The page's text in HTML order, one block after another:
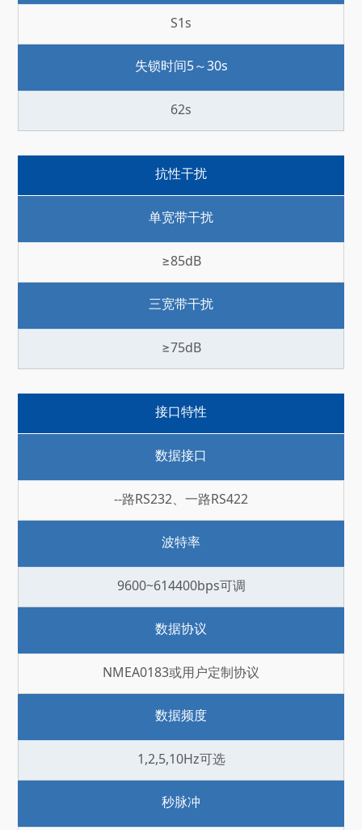
S1s
失锁时间5～30s
62s
抗性干扰
单宽带干扰
≥85dB
三宽带干扰
≥75dB
接口特性
数据接口
--路RS232、一路RS422
波特率
9600~614400bps可调
数据协议
NMEA0183或用户定制协议
数据频度
1,2,5,10Hz可选
秒脉冲